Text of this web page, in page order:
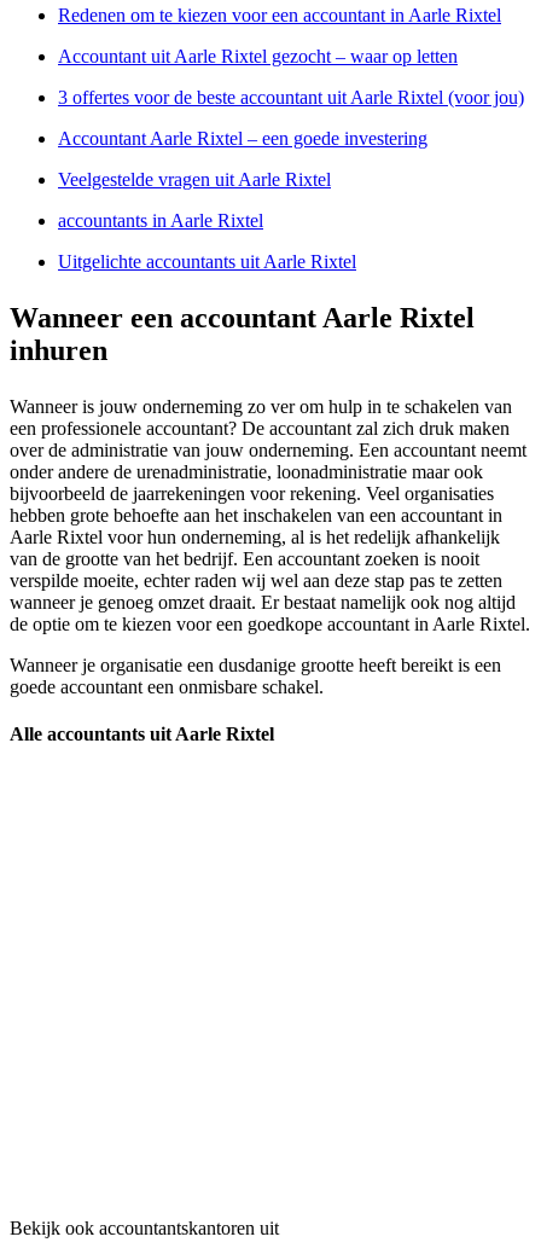
Redenen om te kiezen voor een accountant in Aarle Rixtel
Accountant uit Aarle Rixtel gezocht – waar op letten
3 offertes voor de beste accountant uit Aarle Rixtel (voor jou)
Accountant Aarle Rixtel – een goede investering
Veelgestelde vragen uit Aarle Rixtel
accountants in Aarle Rixtel
Uitgelichte accountants uit Aarle Rixtel
Wanneer een accountant Aarle Rixtel
inhuren
Wanneer is jouw onderneming zo ver om hulp in te schakelen van
een professionele accountant? De accountant zal zich druk maken
over de administratie van jouw onderneming. Een accountant neemt
onder andere de urenadministratie, loonadministratie maar ook
bijvoorbeeld de jaarrekeningen voor rekening. Veel organisaties
hebben grote behoefte aan het inschakelen van een accountant in
Aarle Rixtel voor hun onderneming, al is het redelijk afhankelijk
van de grootte van het bedrijf. Een accountant zoeken is nooit
verspilde moeite, echter raden wij wel aan deze stap pas te zetten
wanneer je genoeg omzet draait. Er bestaat namelijk ook nog altijd
de optie om te kiezen voor een goedkope accountant in Aarle Rixtel.
Wanneer je organisatie een dusdanige grootte heeft bereikt is een
goede accountant een onmisbare schakel.
Alle accountants uit Aarle Rixtel
Bekijk ook accountantskantoren uit